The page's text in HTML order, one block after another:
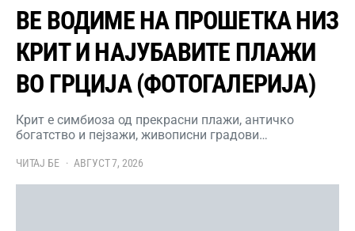
ВЕ ВОДИМЕ НА ПРОШЕТКА НИЗ
КРИТ И НАЈУБАВИТЕ ПЛАЖИ
ВО ГРЦИЈА (ФОТОГАЛЕРИЈА)
Крит е симбиоза од прекрасни плажи, античко
богатство и пејзажи, живописни градови…
ЧИТАЈ БЕ АВГУСТ 7, 2026